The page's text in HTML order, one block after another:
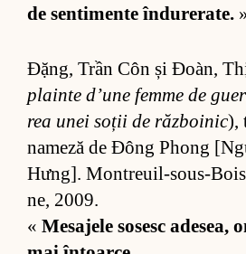
de sen­ti­mente în­du­re­ra­te.
Đặng, Trần Côn și Đoàn,
plainte d’une femme de
rea unei so­ții de răz­bo­i­nic),
na­meză de Đông Phong
Hưn­g]. Montre­ui­l-so­us-
ne, 2009.
« Me­sa­jele so­sesc ade­sea,